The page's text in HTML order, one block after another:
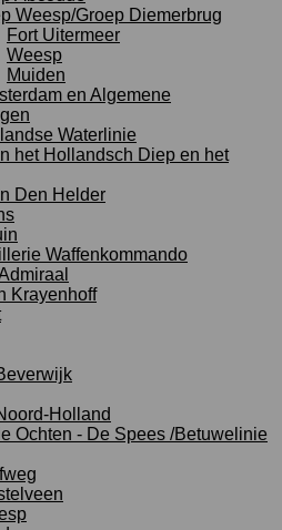
Weesp/Groep Diemerbrug
Fort Uitermeer
Weesp
Muiden
en Algemene
Waterlinie
het Hollandsch Diep en het
Den Helder
Waffenkommando
Krayenhoff
Holland
Ochten - De Spees /Betuwelinie